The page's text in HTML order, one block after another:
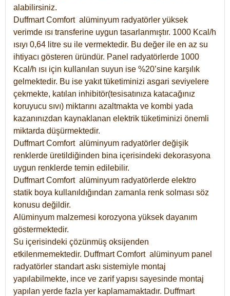
alabilirsiniz.
Duffmart Comfort alüminyum radyatörler yüksek
verimde ısı transferine uygun tasarlanmıştır. 1000 Kcal/h
ısıyı 0,64 litre su ile vermektedir. Bu değer ile en az su
ihtiyacı gösteren üründür. Panel radyatörlerde 1000
Kcal/h ısı için kullanılan suyun ise %20’sine karşılık
gelmektedir. Bu ise yakıt tüketiminizi asgari seviyelere
çekmekte, katılan inhibitör(tesisatınıza katacağınız
koruyucu sıvı) miktarını azaltmakta ve kombi yada
kazanınızdan kaynaklanan elektrik tüketiminizi önemli
miktarda düşürmektedir.
Duffmart Comfort alüminyum radyatörler değişik
renklerde üretildiğinden bina içerisindeki dekorasyona
uygun renklerde temin edilebilir.
DuffmartComfort alüminyum radyatörlerde elektro
statik boya kullanıldığından zamanla renk solması söz
konusu değildir.
Alüminyum malzemesi korozyona yüksek dayanım
göstermektedir.
Su içerisindeki çözünmüş oksijenden
etkilenmemektedir. DuffmartComfort alüminyum panel
radyatörler standart askı sistemiyle montaj
yapılabilmekte, ince ve zarif yapısı sayesinde montaj
yapılan yerde fazla yer kaplamamaktadır. Duffmart